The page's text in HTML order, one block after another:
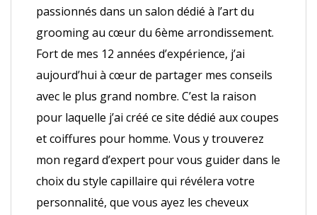
passionnés dans un salon dédié à l’art du
grooming au cœur du 6ème arrondissement.
Fort de mes 12 années d’expérience, j’ai
aujourd’hui à cœur de partager mes conseils
avec le plus grand nombre. C’est la raison
pour laquelle j’ai créé ce site dédié aux coupes
et coiffures pour homme. Vous y trouverez
mon regard d’expert pour vous guider dans le
choix du style capillaire qui révélera votre
personnalité, que vous ayez les cheveux